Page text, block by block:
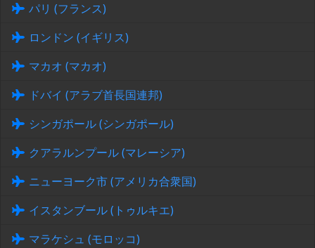
パリ (フランス)
ロンドン (イギリス)
マカオ (マカオ)
ドバイ (アラブ首長国連邦)
シンガポール (シンガポール)
クアラルンプール (マレーシア)
ニューヨーク市 (アメリカ合衆国)
イスタンブール (トゥルキエ)
マラケシュ (モロッコ)